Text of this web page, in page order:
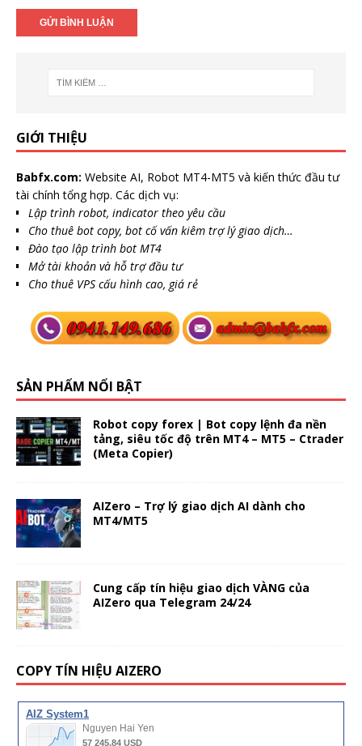
GIỚI THIỆU
Babfx.com: Website AI, Robot MT4-MT5 và kiến thức đầu tư
tài chính tổng hợp. Các dịch vụ:
Lập trình robot, indicator theo yêu cầu
Cho thuê bot copy, bot cố vấn kiêm trợ lý giao dịch…
Đào tạo lập trình bot MT4
Mở tài khoản và hỗ trợ đầu tư
Cho thuê VPS cấu hình cao, giá rẻ
SẢN PHẨM NỔI BẬT
Robot copy forex | Bot copy lệnh đa nền
tảng, siêu tốc độ trên MT4 – MT5 – Ctrader
(Meta Copier)
AIZero – Trợ lý giao dịch AI dành cho
MT4/MT5
Cung cấp tín hiệu giao dịch VÀNG của
AIZero qua Telegram 24/24
COPY TÍN HIỆU AIZERO